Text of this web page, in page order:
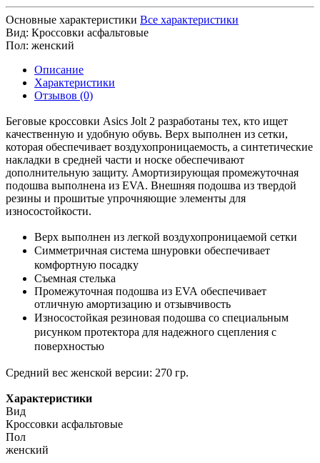
Основные характеристики Все характеристики
Вид: Кроссовки асфальтовые
Пол: женский
Описание
Характеристики
Отзывов (0)
Беговые кроссовки Asics Jolt 2 разработаны тех, кто ищет
качественную и удобную обувь. Верх выполнен из сетки,
которая обеспечивает воздухопроницаемость, а синтетические
накладки в средней части и носке обеспечивают
дополнительную защиту. Амортизирующая промежуточная
подошва выполнена из EVA. Внешняя подошва из твердой
резины и прошитые упрочняющие элементы для
износостойкости.
Верх выполнен из легкой воздухопроницаемой сетки
Симметричная система шнуровки обеспечивает
комфортную посадку
Съемная стелька
Промежуточная подошва из EVA обеспечивает
отличную амортизацию и отзывчивость
Износостойкая резиновая подошва со специальным
рисунком протектора для надежного сцепления с
поверхностью
Средний вес женской версии: 270 гр.
Характеристики
Вид
Кроссовки асфальтовые
Пол
женский